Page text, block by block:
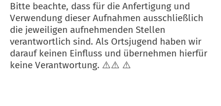
Bitte beachte, dass für die Anfertigung und
Verwendung dieser Aufnahmen ausschließlich
die jeweiligen aufnehmenden Stellen
verantwortlich sind. Als Ortsjugend haben wir
darauf keinen Einfluss und übernehmen hierfür
keine Verantwortung. ⚠️⚠️ ⚠️